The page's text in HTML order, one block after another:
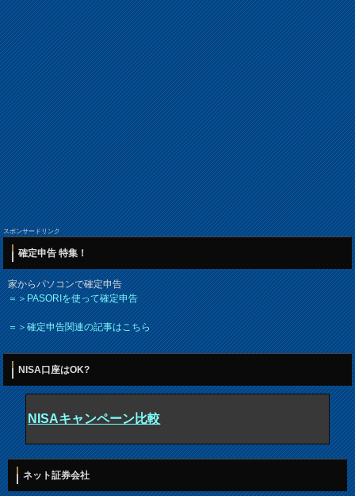
スポンサードリンク
確定申告 特集！
家からパソコンで確定申告
＝＞PASORIを使って確定申告
＝＞確定申告関連の記事はこちら
NISA口座はOK?
NISAキャンペーン比較
ネット証券会社